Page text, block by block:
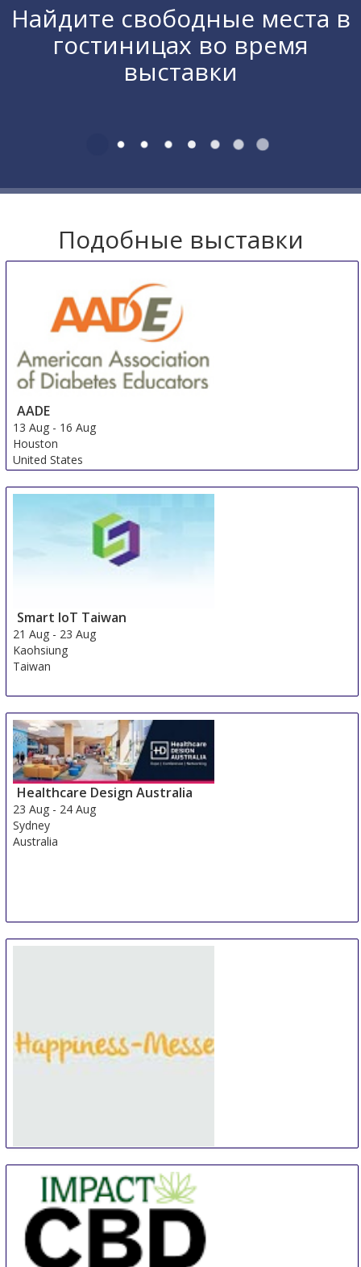
Найдите свободные места в
гостиницах во время
выставки
Подобные выставки
AADE
13 Aug - 16 Aug
Houston
United States
Smart IoT Taiwan
21 Aug - 23 Aug
Kaohsiung
Taiwan
Healthcare Design Australia
23 Aug - 24 Aug
Sydney
Australia
30 Aug-
1 Sep
Germany